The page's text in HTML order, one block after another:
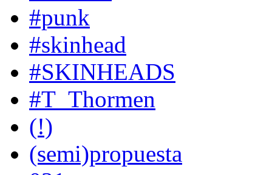
#punk
#skinhead
#SKINHEADS
#T_Thormen
(!)
(semi)propuesta